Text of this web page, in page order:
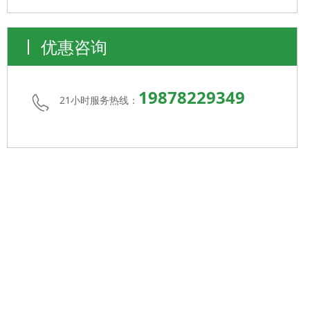
优惠咨询
21小时服务热线： 19878229349